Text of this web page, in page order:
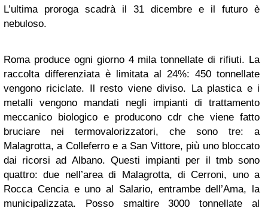
L’ultima proroga scadrà il 31 dicembre e il futuro è
nebuloso.
Roma produce ogni giorno 4 mila tonnellate di rifiuti. La
raccolta differenziata è limitata al 24%: 450 tonnellate
vengono riciclate. Il resto viene diviso. La plastica e i
metalli vengono mandati negli impianti di trattamento
meccanico biologico e producono cdr che viene fatto
bruciare nei termovalorizzatori, che sono tre: a
Malagrotta, a Colleferro e a San Vittore, più uno bloccato
dai ricorsi ad Albano. Questi impianti per il tmb sono
quattro: due nell’area di Malagrotta, di Cerroni, uno a
Rocca Cencia e uno al Salario, entrambe dell’Ama, la
municipalizzata. Posso smaltire 3000 tonnellate al